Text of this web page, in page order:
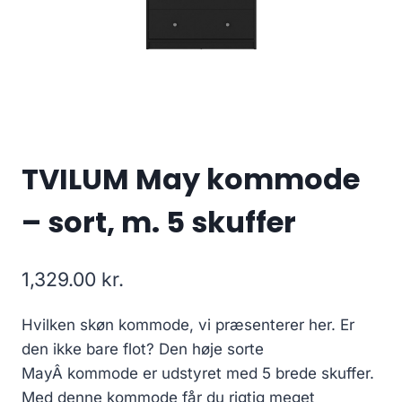
TVILUM May kommode
– sort, m. 5 skuffer
1,329.00 kr.
Hvilken skøn kommode, vi præsenterer her. Er
den ikke bare flot? Den høje sorte
MayÂ kommode er udstyret med 5 brede skuffer.
Med denne kommode får du rigtig meget